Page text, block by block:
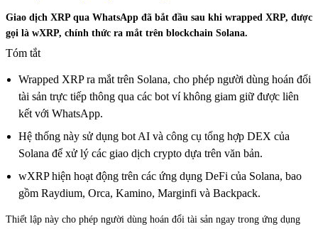
Giao dịch XRP qua WhatsApp đã bắt đầu sau khi wrapped XRP, được
gọi là wXRP, chính thức ra mắt trên blockchain Solana.
Tóm tắt
Wrapped XRP ra mắt trên Solana, cho phép người dùng hoán đổi
tài sản trực tiếp thông qua các bot ví không giam giữ được liên
kết với WhatsApp.
Hệ thống này sử dụng bot AI và công cụ tổng hợp DEX của
Solana để xử lý các giao dịch crypto dựa trên văn bản.
wXRP hiện hoạt động trên các ứng dụng DeFi của Solana, bao
gồm Raydium, Orca, Kamino, Marginfi và Backpack.
Thiết lập này cho phép người dùng hoán đổi tài sản ngay trong ứng dụng